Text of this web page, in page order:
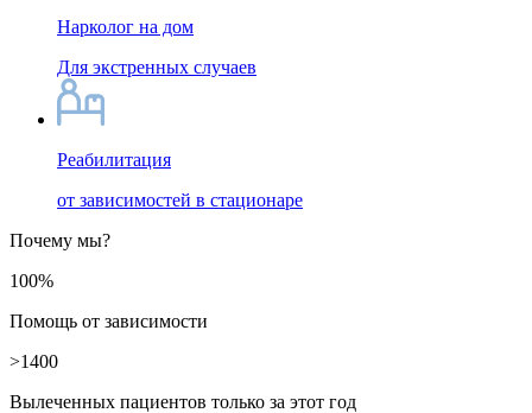
Нарколог на дом
Для экстренных случаев
Реабилитация
от зависимостей в стационаре
Почему мы?
100%
Помощь от зависимости
>1400
Вылеченных пациентов только за этот год